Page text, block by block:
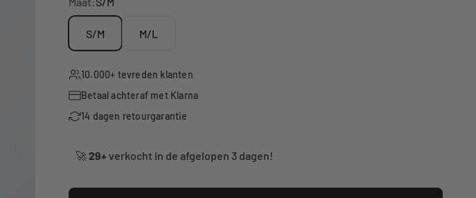
S/M M/L
10.000+ tevreden klanten
Betaal achteraf met Klarna
14 dagen retourgarantie
🚀 29+verkocht in de afgelopen 3 dagen!
👀 Trending nu!421mensen bekijken dit nu!